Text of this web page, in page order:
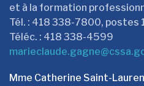
et à la formation
Tél. : 418 338-7800, postes
Téléc. : 418 338-4599
Mme Catherine Saint-